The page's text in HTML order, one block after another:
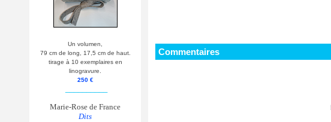
Un volumen,
79 cm de long, 17,5 cm de haut.
tirage à 10 exemplaires en
linogravure.
250 €
Marie-Rose de France
Dits
Commentaires